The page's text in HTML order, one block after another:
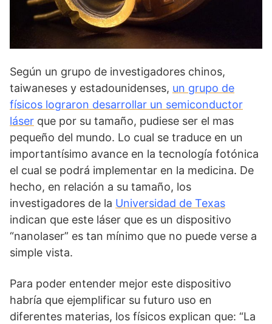
Según un grupo de investigadores chinos,
taiwaneses y estadounidenses, un grupo de
físicos lograron desarrollar un semiconductor
láser que por su tamaño, pudiese ser el mas
pequeño del mundo. Lo cual se traduce en un
importantísimo avance en la tecnología fotónica
el cual se podrá implementar en la medicina. De
hecho, en relación a su tamaño, los
investigadores de la Universidad de Texas
indican que este láser que es un dispositivo
“nanolaser” es tan mínimo que no puede verse a
simple vista.
Para poder entender mejor este dispositivo
habría que ejemplificar su futuro uso en
diferentes materias, los físicos explican que: “La